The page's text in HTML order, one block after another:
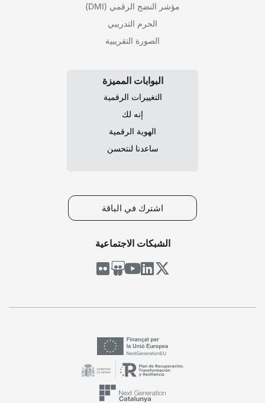
مؤشر النضج الرقمي (DMI)
الحرم التدريبي
الصورة التقريبية
البوابات المميزة
التغييرات الرقمية
إنه لك
الهوية الرقمية
ساعدنا لنتحسن
اشترك في الباقة
الشبكات الاجتماعية